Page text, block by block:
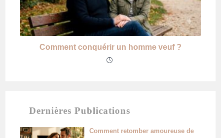
Comment conquérir un homme veuf ?
Dernières Publications
Comment retomber amoureuse de